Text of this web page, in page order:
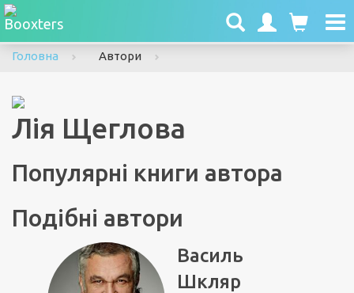
Головна
Автори
Лія Щеглова
Популярні книги автора
Подібні автори
Василь
Шкляр